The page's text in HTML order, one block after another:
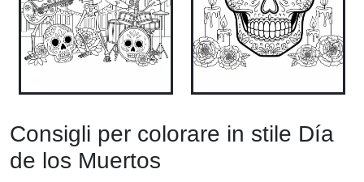
Consigli per colorare in stile Día
de los Muertos